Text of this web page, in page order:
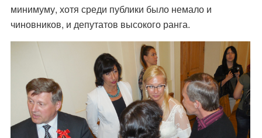
минимуму, хотя среди публики было немало и
чиновников, и депутатов высокого ранга.